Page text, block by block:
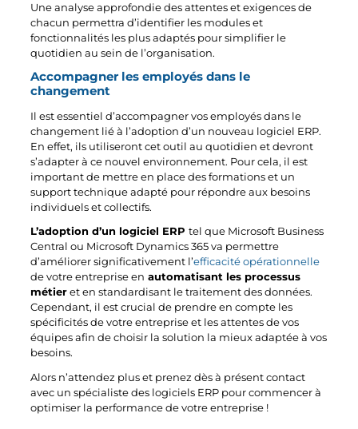
Une analyse approfondie des attentes et exigences de
chacun permettra d’identifier les modules et
fonctionnalités les plus adaptés pour simplifier le
quotidien au sein de l’organisation.
Accompagner les employés dans le
changement
Il est essentiel d’accompagner vos employés dans le
changement lié à l’adoption d’un nouveau logiciel ERP.
En effet, ils utiliseront cet outil au quotidien et devront
s’adapter à ce nouvel environnement. Pour cela, il est
important de mettre en place des formations et un
support technique adapté pour répondre aux besoins
individuels et collectifs.
L’adoption d’un logiciel ERPtel que Microsoft Business
Central ou Microsoft Dynamics 365 va permettre
d’améliorer significativement l’efficacité opérationnelle
de votre entreprise en automatisant les processus
métier et en standardisant le traitement des données.
Cependant, il est crucial de prendre en compte les
spécificités de votre entreprise et les attentes de vos
équipes afin de choisir la solution la mieux adaptée à vos
besoins.
Alors n’attendez plus et prenez dès à présent contact
avec un spécialiste des logiciels ERP pour commencer à
optimiser la performance de votre entreprise !